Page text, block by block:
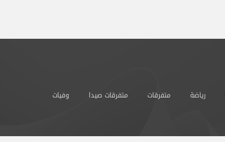
رياضة متفرقات متفرقات صيدا
وفيات